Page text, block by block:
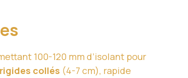
100-120 mm d’isolant pour
collés (4-7 cm), rapide